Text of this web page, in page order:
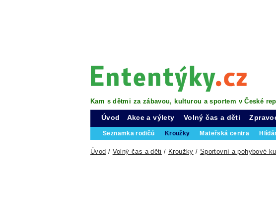
Kam s dětmi za zábavou, kulturou a sportem v České
Úvod Akce a výlety Volný čas a děti
Seznamka rodičů Kroužky Mateřská centra
Úvod / Volný čas a děti / Kroužky / Sportovní a pohybové